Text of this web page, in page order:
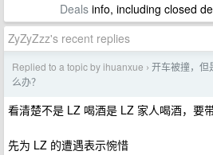
Dealsinfo, including closed
ZyZyZzz's recent replies
Replied to a topic by ihuanxue › 开车被撞，但
么办？
看清楚不是 LZ 喝酒是 LZ 家人喝酒，要
先为 LZ 的遭遇表示惋惜